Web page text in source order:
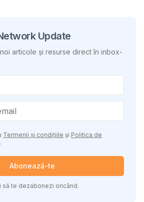
Update
articole și resurse direct în inbox-
Termenii și condițiile și Politica de
.
Abonează-te
să te dezabonezi oricând.